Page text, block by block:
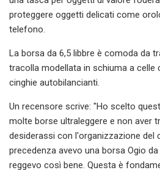
proteggere oggetti delicati come
telefono.
La borsa da 6,5 ​​libbre è comoda da
tracolla modellata in schiuma a celle
cinghie autobilancianti.
Un recensore scrive: "Ho scelto
molte borse ultraleggere e non aver
desiderassi con l'organizzazione del
precedenza avevo una borsa Ogio
reggevo così bene. Questa è